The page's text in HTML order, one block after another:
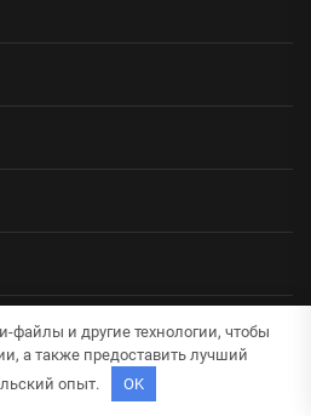
файлы и другие технологии, чтобы
а также предоставить лучший
опыт.
OK